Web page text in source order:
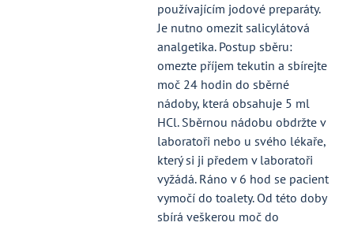
používajícím jodové preparáty.
Je nutno omezit salicylátová
analgetika. Postup sběru:
omezte příjem tekutin a sbírejte
moč 24 hodin do sběrné
nádoby, která obsahuje 5 ml
HCl. Sběrnou nádobu obdržte v
laboratoři nebo u svého lékaře,
který si ji předem v laboratoři
vyžádá. Ráno v 6 hod se pacient
vymočí do toalety. Od této doby
sbírá veškerou moč do